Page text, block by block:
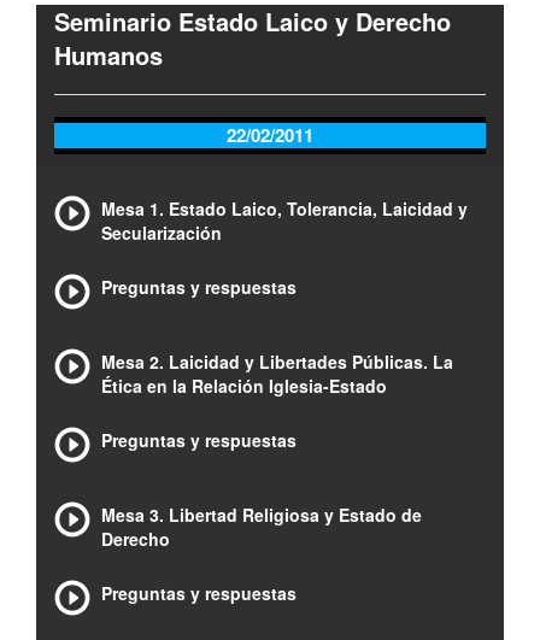
Seminario Estado Laico y Derecho
Humanos
22/02/2011
Mesa 1. Estado Laico, Tolerancia, Laicidad y
Secularización
Preguntas y respuestas
Mesa 2. Laicidad y Libertades Públicas. La
Ética en la Relación Iglesia-Estado
Preguntas y respuestas
Mesa 3. Libertad Religiosa y Estado de
Derecho
Preguntas y respuestas